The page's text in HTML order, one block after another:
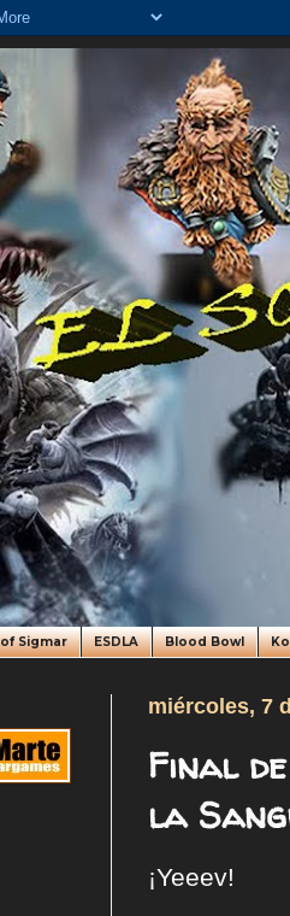
Sigmar ESDLA Blood Bowl
miércoles, 7
Final
la
¡Yeeev!